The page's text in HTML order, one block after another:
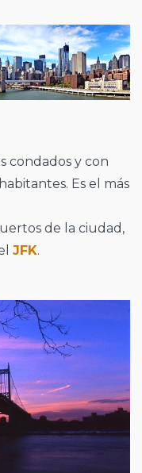
condados y con
Es el más
de la ciudad,
JFK.